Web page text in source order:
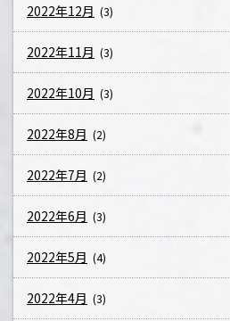
2022年12月 (3)
2022年11月 (3)
2022年10月 (3)
2022年8月 (2)
2022年7月 (2)
2022年6月 (3)
2022年5月 (4)
2022年4月 (3)